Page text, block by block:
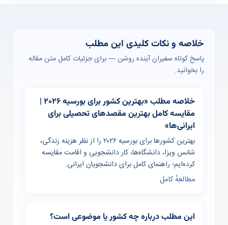
خلاصه و نکات کلیدی این مطلب
پاسخ کوتاه سفیران آینده روشن — برای جزئیات کامل متن مقاله
را بخوانید.
خلاصه مطلب «بهترین کشور برای بورسیه ۲۰۲۶ |
مقایسه کامل بهترین مقصدهای تحصیلی برای
ایرانی‌ها»
بهترین کشورها برای بورسیه ۲۰۲۶ را از نظر هزینه زندگی،
شانس ویزا، دانشگاه‌ها، کار دانشجویی و اقامت مقایسه
کرده‌ایم؛ راهنمای کامل برای دانشجویان ایرانی.
مطالعهٔ کامل
این مطلب درباره چه کشور یا موضوعی است؟